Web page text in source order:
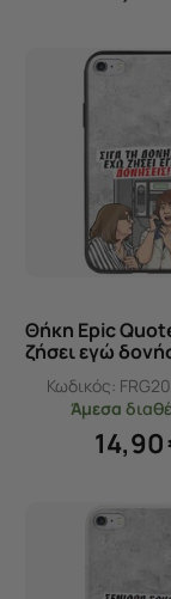
Θήκη Epic
ζήσει εγώ
iPhone 6/6s
(Tempered
TPU)
Κωδικός:
Άμεσα
14,90